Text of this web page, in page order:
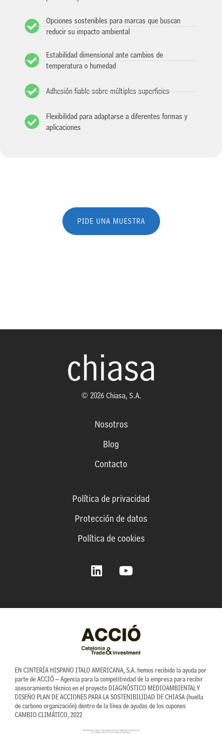
Opciones sostenibles para marcas que buscan
reducir su impacto ambiental
Estabilidad dimensional ante cambios de
temperatura o humedad
Adhesión fiable sobre múltiples superficies
Flexibilidad para adaptarse a diferentes formas y
aplicaciones
PIDE UNA MUESTRA
© 2026 Chiasa, S.A.
Nosotros
Blog
Contacto
Política de privacidad
Protección de datos
Política de cookies
L
i
d
i
n
Y
o
b
e
EN CINTERÍA HISPANO ITALO AMERICANA, S.A. hemos recibido la ayuda por
parte de ACCIÓ – Agencia para la competitividad de la empresa para recibir
asesoramiento técnico en el proyecto DIAGNÓSTICO MEDIOAMBIENTAL Y
DISEÑO PLAN DE ACCIONES PARA LA SOSTENIBILIDAD DE CHIASA (huella
de carbono organización) dentro de la línea de ayudas de los cupones
CAMBIO CLIMÁTICO, 2022